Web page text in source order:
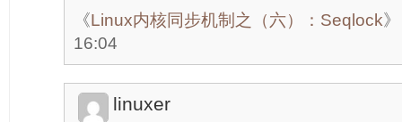
《Linux内核同步机制之（六）：Seqlock》
16:04
linuxer